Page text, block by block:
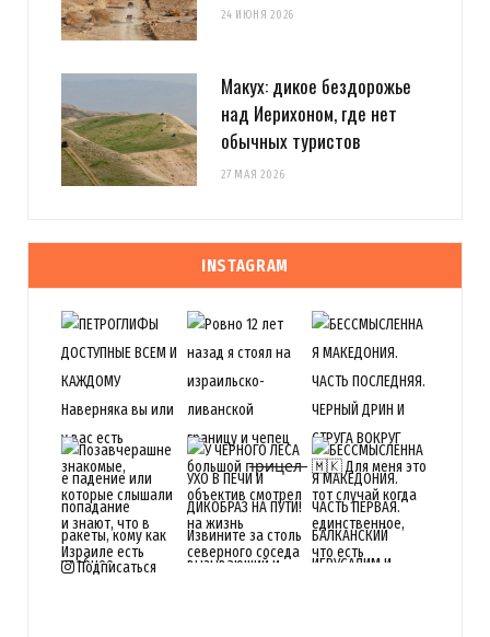
24 ИЮНЯ 2026
Макух: дикое бездорожье
над Иерихоном, где нет
обычных туристов
27 МАЯ 2026
INSTAGRAM
Подписаться